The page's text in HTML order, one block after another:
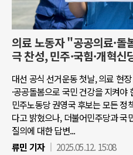
의료 노동자 "공공의료·
극 찬성, 민주·국힘·개혁신
대선 공식 선거운동 첫날, 의료 현
·공공돌봄으로 국민 건강을 지켜
민주노동당 권영국 후보는 모든 정
다고 밝혔으나, 더불어민주당과 국
질의에 대한 답변...
류민 기자
2025.05.12. 15:08